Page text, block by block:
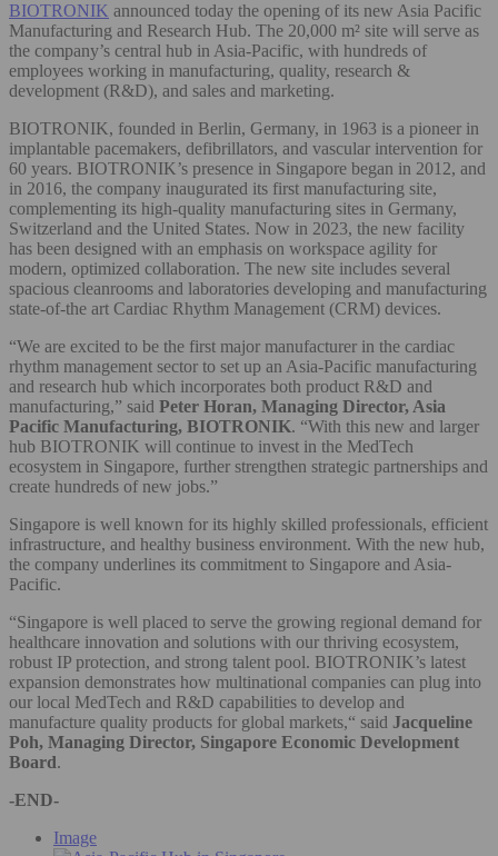
BIOTRONIK announced today the opening of its new Asia Pacific
Manufacturing and Research Hub. The 20,000 m² site will serve as
the company’s central hub in Asia-Pacific, with hundreds of
employees working in manufacturing, quality, research &
development (R&D), and sales and marketing.
BIOTRONIK, founded in Berlin, Germany, in 1963 is a pioneer in
implantable pacemakers, defibrillators, and vascular intervention for
60 years. BIOTRONIK’s presence in Singapore began in 2012, and
in 2016, the company inaugurated its first manufacturing site,
complementing its high-quality manufacturing sites in Germany,
Switzerland and the United States. Now in 2023, the new facility
has been designed with an emphasis on workspace agility for
modern, optimized collaboration. The new site includes several
spacious cleanrooms and laboratories developing and manufacturing
state-of-the art Cardiac Rhythm Management (CRM) devices.
“We are excited to be the first major manufacturer in the cardiac
rhythm management sector to set up an Asia-Pacific manufacturing
and research hub which incorporates both product R&D and
manufacturing,” said Peter Horan, Managing Director, Asia
Pacific Manufacturing, BIOTRONIK. “With this new and larger
hub BIOTRONIK will continue to invest in the MedTech
ecosystem in Singapore, further strengthen strategic partnerships and
create hundreds of new jobs.”
Singapore is well known for its highly skilled professionals, efficient
infrastructure, and healthy business environment. With the new hub,
the company underlines its commitment to Singapore and Asia-
Pacific.
“Singapore is well placed to serve the growing regional demand for
healthcare innovation and solutions with our thriving ecosystem,
robust IP protection, and strong talent pool. BIOTRONIK’s latest
expansion demonstrates how multinational companies can plug into
our local MedTech and R&D capabilities to develop and
manufacture quality products for global markets,“ said Jacqueline
Poh, Managing Director, Singapore Economic Development
Board.
-END-
Image